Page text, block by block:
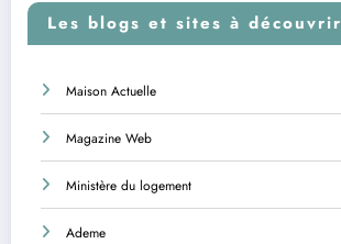
Les blogs et sites à découvrir
Maison Actuelle
Magazine Web
Ministère du logement
Ademe